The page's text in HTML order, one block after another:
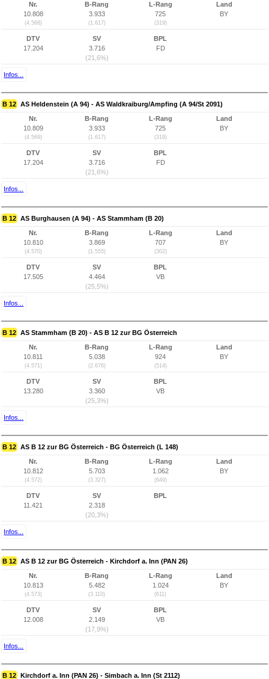
Nr.
10.808
(4.568)
B-Rang
3.933
(1.617)
L-Rang
725
(319)
Land
BY
DTV
17.204
SV
3.716
(21,6%)
BPL
FD
Infos...
B 12 AS Heldenstein (A 94) - AS Waldkraiburg/Ampfing (A 94/St 2091)
Nr.
10.809
(4.569)
B-Rang
3.933
(1.617)
L-Rang
725
(319)
Land
BY
DTV
17.204
SV
3.716
(21,6%)
BPL
FD
Infos...
B 12 AS Burghausen (A 94) - AS Stammham (B 20)
Nr.
10.810
(4.570)
B-Rang
3.869
(1.555)
L-Rang
707
(302)
Land
BY
DTV
17.505
SV
4.464
(25,5%)
BPL
VB
Infos...
B 12 AS Stammham (B 20) - AS B 12 zur BG Österreich
Nr.
10.811
(4.571)
B-Rang
5.038
(2.676)
L-Rang
924
(514)
Land
BY
DTV
13.280
SV
3.360
(25,3%)
BPL
VB
Infos...
B 12 AS B 12 zur BG Österreich - BG Österreich (L 148)
Nr.
10.812
(4.572)
B-Rang
5.703
(3.327)
L-Rang
1.062
(649)
Land
BY
DTV
11.421
SV
2.318
(20,3%)
BPL
Infos...
B 12 AS B 12 zur BG Österreich - Kirchdorf a. Inn (PAN 26)
Nr.
10.813
(4.573)
B-Rang
5.482
(3.110)
L-Rang
1.024
(611)
Land
BY
DTV
12.008
SV
2.149
(17,9%)
BPL
VB
Infos...
B 12 Kirchdorf a. Inn (PAN 26) - Simbach a. Inn (St 2112)